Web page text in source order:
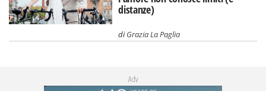
distanze)
diGrazia La Paglia
Adv